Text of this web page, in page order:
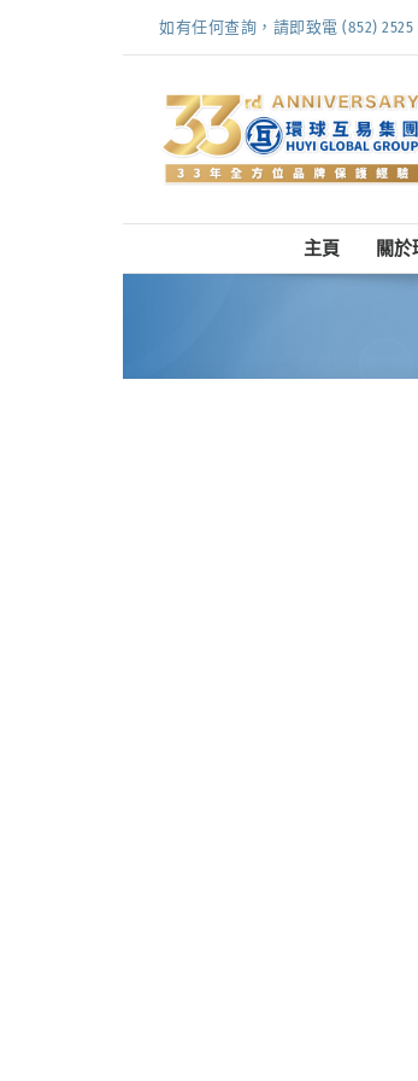
如有任何查詢，請即致電 (852) 2525
主頁 關於